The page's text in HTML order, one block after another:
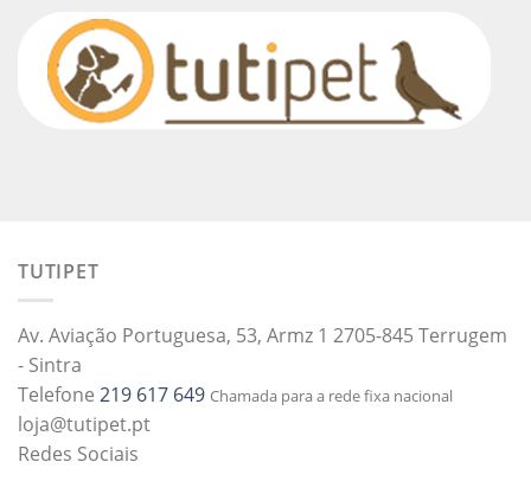
TUTIPET
Av. Aviação Portuguesa, 53, Armz 1 2705-845 Terrugem
- Sintra
Telefone 219 617 649 Chamada para a rede fixa nacional
loja@tutipet.pt
Redes Sociais